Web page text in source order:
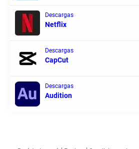
Descargas
Netflix
Descargas
CapCut
Descargas
Audition